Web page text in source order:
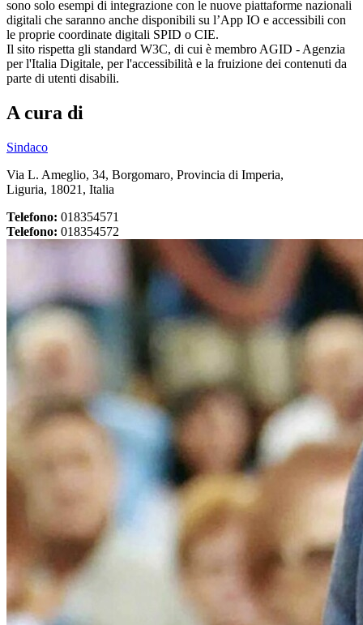
sono solo esempi di integrazione con le nuove piattaforme nazionali
digitali che saranno anche disponibili su l’App IO e accessibili con
le proprie coordinate digitali SPID o CIE.
Il sito rispetta gli standard W3C, di cui è membro AGID - Agenzia
per l'Italia Digitale, per l'accessibilità e la fruizione dei contenuti da
parte di utenti disabili.
A cura di
Sindaco
Via L. Ameglio, 34, Borgomaro, Provincia di Imperia,
Liguria, 18021, Italia
Telefono: 018354571
Telefono: 018354572